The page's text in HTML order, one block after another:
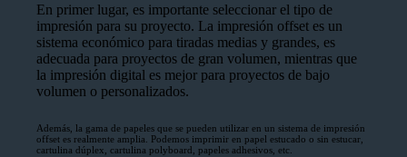
En primer lugar, es importante seleccionar el tipo de
impresión para su proyecto. La impresión offset es un
sistema económico para tiradas medias y grandes, es
adecuada para proyectos de gran volumen, mientras que
la impresión digital es mejor para proyectos de bajo
volumen o personalizados.
Además, la gama de papeles que se pueden utilizar en un sistema de impresión
offset es realmente amplia. Podemos imprimir en papel estucado o sin estucar,
cartulina dúplex, cartulina polyboard, papeles adhesivos, etc.